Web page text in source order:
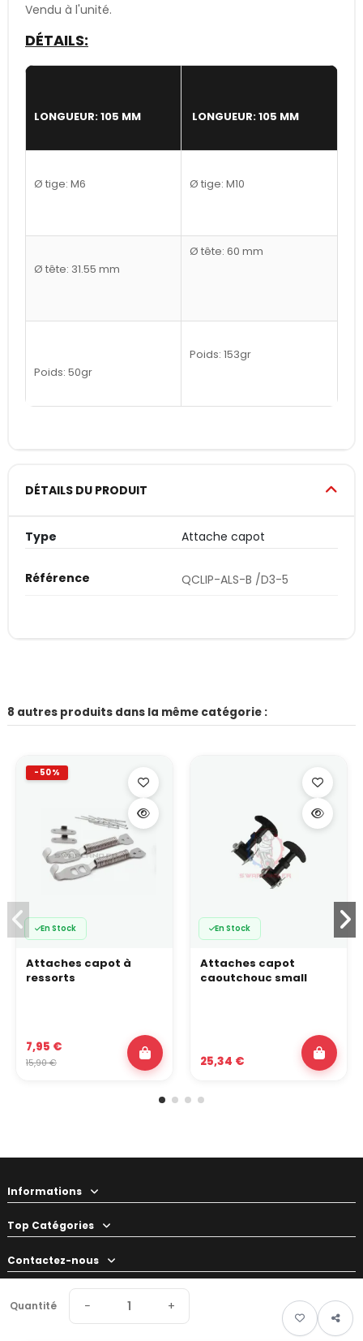
Quantité − +
Vendu à l'unité.
DÉTAILS:
LONGUEUR: 105 MM LONGUEUR: 105 MM
Ø tige: M6 Ø tige: M10
Ø tête: 31.55 mm
Ø tête: 60 mm
Poids: 50gr
Poids: 153gr
DÉTAILS DU PRODUIT
Type Attache capot
Référence QCLIP-ALS-B /D3-5
8 autres produits dans la même catégorie :
-50%
En Stock
Attaches capot à
ressorts
7,95 €
15,90 €
En Stock
Attaches capot
caoutchouc small
25,34 €
Informations
Top Catégories
Contactez-nous
Votre préparateur